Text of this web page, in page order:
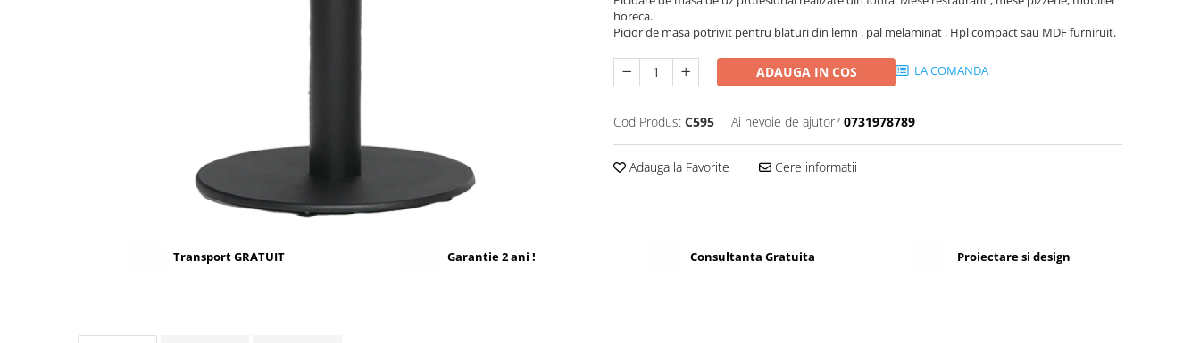
horeca.
Picior de masa potrivit pentru blaturi din lemn , pal melaminat , Hpl compact sau MDF furniruit.
ADAUGA IN COS LA COMANDA
Cod Produs: C595 Ai nevoie de ajutor? 0731978789
Adauga la Favorite Cere informatii
Transport GRATUIT Garantie 2 ani ! Consultanta Gratuita Proiectare si design